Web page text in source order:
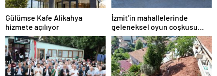
Gülümse Kafe Alikahya
hizmete açılıyor
İzmit’in mahallelerinde
geleneksel oyun coşkusu
devam ediyor